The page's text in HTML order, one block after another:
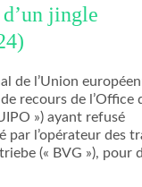
jingle
de l’Union
recours de l’Office
») ayant refusé
par l’opérateur des
(« BVG »), pour